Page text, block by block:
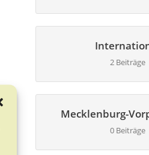
2 Beiträge
Mecklenburg-
0 Beiträge